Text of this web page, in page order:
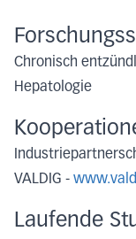
Chronisch
Hepatologie
VALDIG -
Laufende